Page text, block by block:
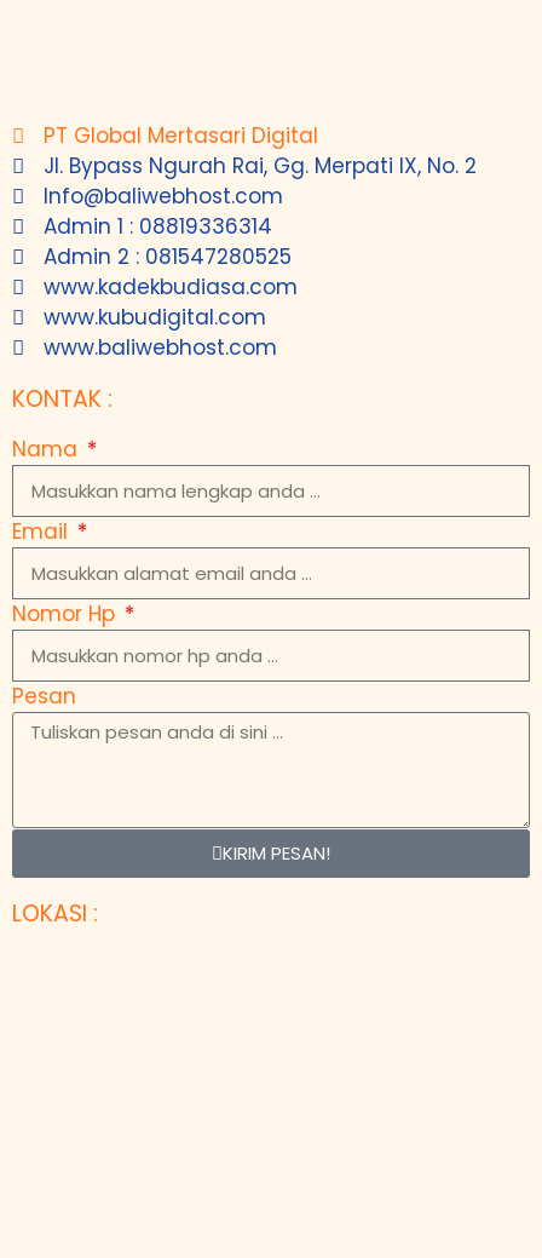
PT Global Mertasari Digital
Jl. Bypass Ngurah Rai, Gg. Merpati IX, No. 2
Info@baliwebhost.com
Admin 1 : 08819336314
Admin 2 : 081547280525
www.kadekbudiasa.com
www.kubudigital.com
www.baliwebhost.com
KONTAK :
Nama
Email
Nomor Hp
Pesan
KIRIM PESAN!
LOKASI :